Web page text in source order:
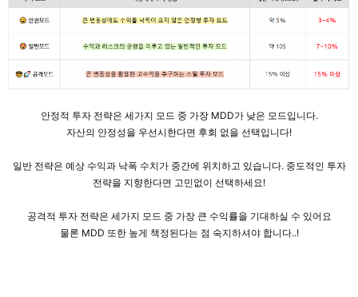
안정적 투자 전략은 세가지 모드 중 가장 MDD가 낮은 모드입니다.
자산의 안정성을 우선시한다면 후회 없을 선택입니다!
일반 전략은 예상 수익과 낙폭 수치가 중간에 위치하고 있습니다. 중도적인 투자
전략을 지향한다면 고민없이 선택하세요!
공격적 투자 전략은 세가지 모드 중 가장 큰 수익률을 기대하실 수 있어요
물론 MDD 또한 높게 책정된다는 점 숙지하셔야 합니다..!